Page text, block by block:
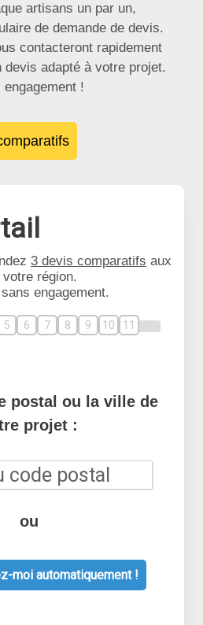
artisans un par un,
de demande de devis.
contacteront rapidement
devis adapté à votre projet.
!
3 devis comparatifs aux
votre région.
engagement.
5 6 7 8 9 10 11
postal ou la ville de
projet :
ou
moi automatiquement !